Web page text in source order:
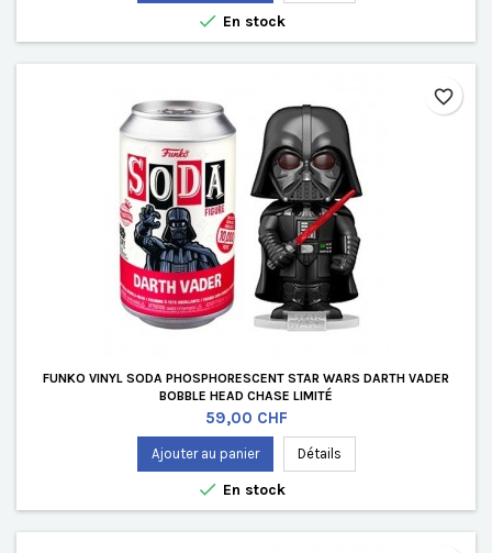
 En stock
FUNKO VINYL SODA PHOSPHORESCENT STAR WARS DARTH VADER
BOBBLE HEAD CHASE LIMITÉ
Prix
59,00 CHF
Ajouter au panier Détails
 En stock
favorite_border